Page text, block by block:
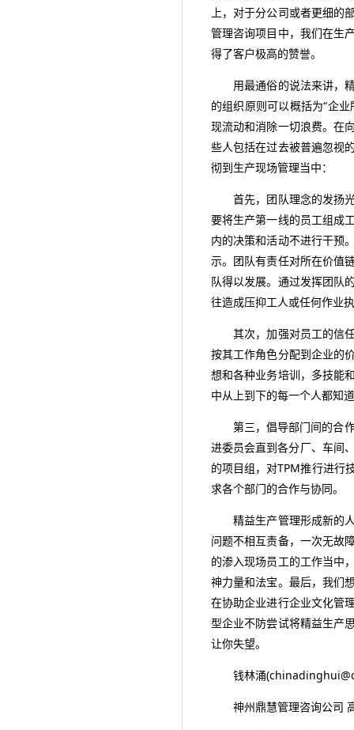
上，对于分公司或者更细的
管理咨询项目中，我们在生
得了客户极高的赞誉。
用最通俗的说法来讲，精
的组织原则可以概括为“企
现流动和消除一切浪费。在
些人包括在过去被普遍忽视
彻到生产现场管理当中：
首先，团队理念的发扬光
要将生产第一线的员工组成
内的决策和活动不进行干预
示。团队有责任对所在价值
队得以发展。通过发挥团队
往造成压抑工人或任何作业
其次，加强对员工的信任
按其工作角色分配到企业的
想和各种业务培训，多技能
中从上到下的每一个人都知
第三，倡导部门间的合作
进委员会直到各分厂、车间
的项目组，对TPM推行进行
求各个部门的合作与协同。
精益生产管理形成新的人
问题不相互责备，一次无故
的渗入现场员工的工作当中
神力量和法宝。最后，我们
在协助企业进行企业文化管
型企业不防尝试将精益生产
让你失望。
钱林涌
神州鼎慧管理咨询公司